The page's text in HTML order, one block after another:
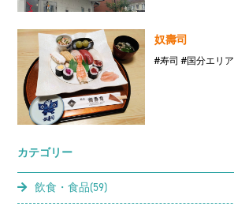
奴壽司
#寿司 #国分エリア
カテゴリー
飲食・食品(59)